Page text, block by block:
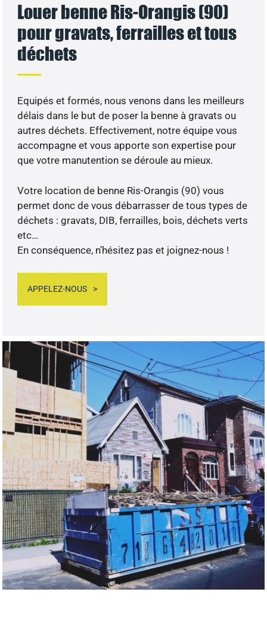
Louer benne Ris-Orangis (90)
pour gravats, ferrailles et tous
déchets
Equipés et formés, nous venons dans les meilleurs
délais dans le but de poser la benne à gravats ou
autres déchets. Effectivement, notre équipe vous
accompagne et vous apporte son expertise pour
que votre manutention se déroule au mieux.
Votre location de benne Ris-Orangis (90) vous
permet donc de vous débarrasser de tous types de
déchets : gravats, DIB, ferrailles, bois, déchets verts
etc…
En conséquence, n’hésitez pas et joignez-nous !
APPELEZ-NOUS